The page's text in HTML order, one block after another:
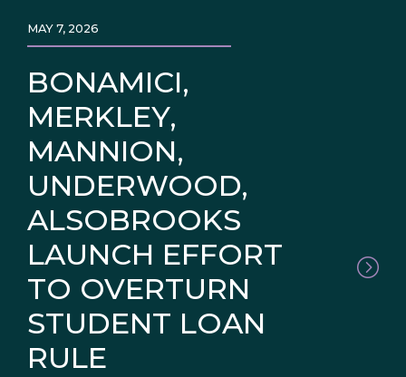
BONAMICI,
MERKLEY,
MANNION,
UNDERWOOD,
ALSOBROOKS
LAUNCH EFFORT
TO OVERTURN
STUDENT LOAN
RULE
MAY 7, 2026